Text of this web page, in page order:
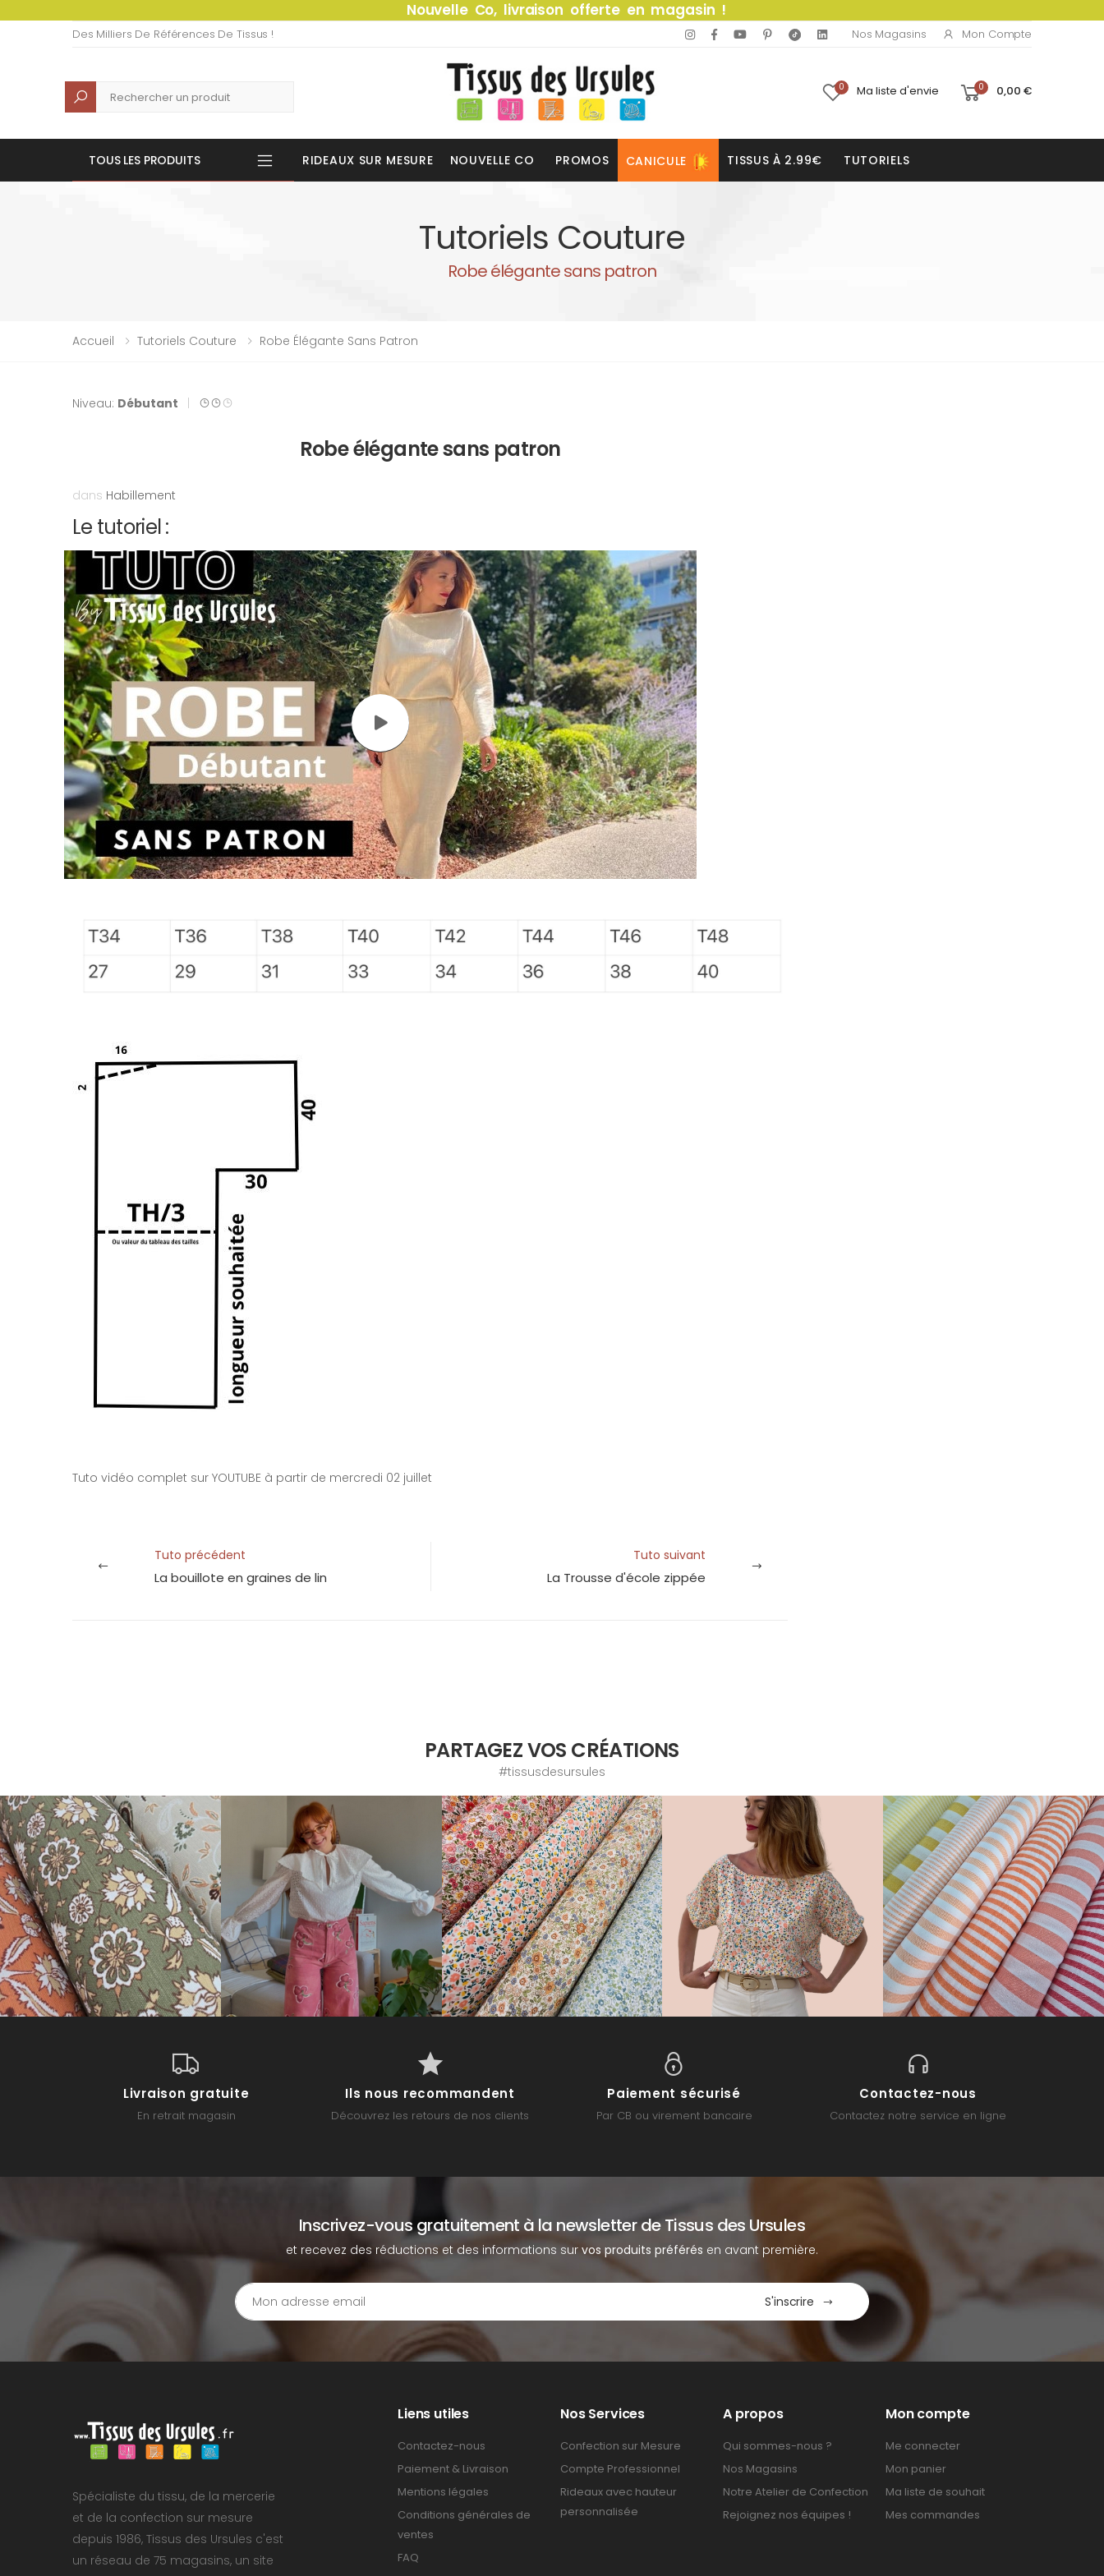
Nouvelle Co, livraison offerte en magasin !
Des Milliers De Références De Tissus ! Nos Magasins Mon Compte
Recherche 0 Ma liste d'envie 0 0,00 €
TOUS LES PRODUITS RIDEAUX SUR MESURE NOUVELLE CO PROMOS CANICULE TISSUS À 2.99€ TUTORIELS
Tutoriels Couture
Robe élégante sans patron
Accueil Tutoriels Couture Robe Élégante Sans Patron
Niveau: Débutant
Robe élégante sans patron
dans Habillement
Le tutoriel :
Tuto vidéo complet sur YOUTUBE à partir de mercredi 02 juillet
Tuto précédent
La bouillote en graines de lin
Tuto suivant
La Trousse d'école zippée
PARTAGEZ VOS CRÉATIONS
#tissusdesursules
Livraison gratuite
En retrait magasin
Ils nous recommandent
Découvrez les retours de nos clients
Paiement sécurisé
Par CB ou virement bancaire
Contactez-nous
Contactez notre service en ligne
Inscrivez-vous gratuitement à la newsletter de Tissus des Ursules
et recevez des réductions et des informations survos produits préférés en avant première.
S'inscrire
Spécialiste du tissu, de la mercerie
et de la confection sur mesure
depuis 1986, Tissus des Ursules c'est
un réseau de 75 magasins, un site
Liens utiles
Contactez-nous
Paiement & Livraison
Mentions légales
Conditions générales de
ventes
FAQ
Nos Services
Confection sur Mesure
Compte Professionnel
Rideaux avec hauteur
personnalisée
A propos
Qui sommes-nous ?
Nos Magasins
Notre Atelier de Confection
Rejoignez nos équipes !
Mon compte
Me connecter
Mon panier
Ma liste de souhait
Mes commandes